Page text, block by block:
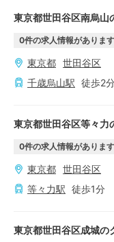
東京都世田谷区南烏山
0件の求人情報があります
東京都 世田谷区
千歳烏山駅 徒歩2
東京都世田谷区等々力
0件の求人情報があります
東京都 世田谷区
等々力駅 徒歩1分
東京都世田谷区成城の